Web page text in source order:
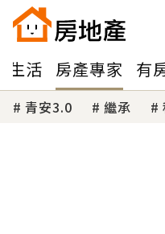
生活 房產專家 有
青安3.0 繼承